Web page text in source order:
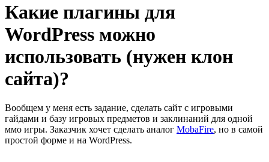
Какие плагины для
WordPress можно
использовать (нужен клон
сайта)?
Вообщем у меня есть задание, сделать сайт с игровыми
гайдами и базу игровых предметов и заклинаний для одной
ммо игры. Заказчик хочет сделать аналог MobaFire, но в самой
простой форме и на WordPress.